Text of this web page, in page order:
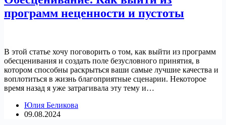
программ неценности и пустоты
В этой статье хочу поговорить о том, как выйти из программ
обесценивания и создать поле безусловного принятия, в
котором способны раскрыться ваши самые лучшие качества и
воплотиться в жизнь благоприятные сценарии. Некоторое
время назад я уже затрагивала эту тему и…
Юлия Беликова
09.08.2024